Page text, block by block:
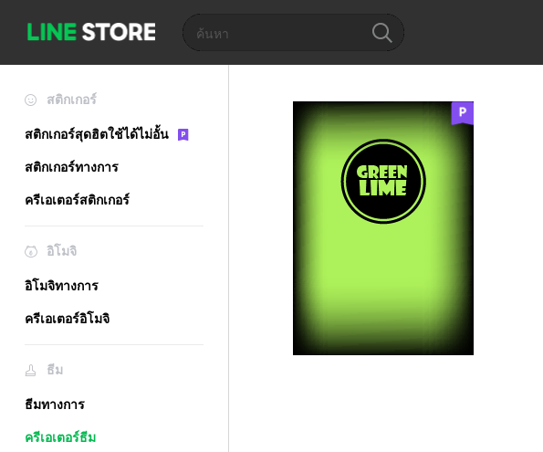
สติกเกอร์
สติกเกอร์สุดฮิตใช้ได้ไม่อั้น
สติกเกอร์ทางการ
ครีเอเตอร์สติกเกอร์
อิโมจิ
อิโมจิทางการ
ครีเอเตอร์อิโมจิ
ธีม
ธีมทางการ
ครีเอเตอร์ธีม